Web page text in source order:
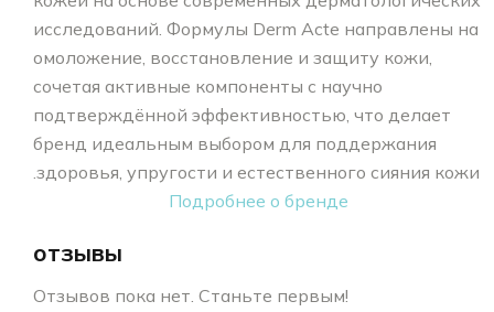
исследований. Формулы Derm Acte направлены на
омоложение, восстановление и защиту кожи,
сочетая активные компоненты с научно
подтверждённой эффективностью, что делает
бренд идеальным выбором для поддержания
здоровья, упругости и естественного сияния кожи.
Подробнее о бренде
отзывы
Отзывов пока нет. Станьте первым!